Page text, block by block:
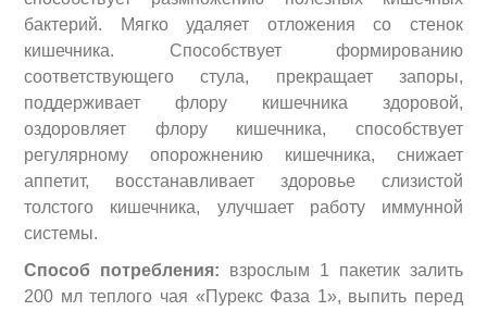
бактерий. Мягко удаляет отложения со стенок
кишечника. Способствует формированию
соответствующего стула, прекращает запоры,
поддерживает флору кишечника здоровой,
оздоровляет флору кишечника, способствует
регулярному опорожнению кишечника, снижает
аппетит, восстанавливает здоровье слизистой
толстого кишечника, улучшает работу иммунной
системы.
Способ потребления: взрослым 1 пакетик залить
200 мл теплого чая «Пурекс Фаза 1», выпить перед